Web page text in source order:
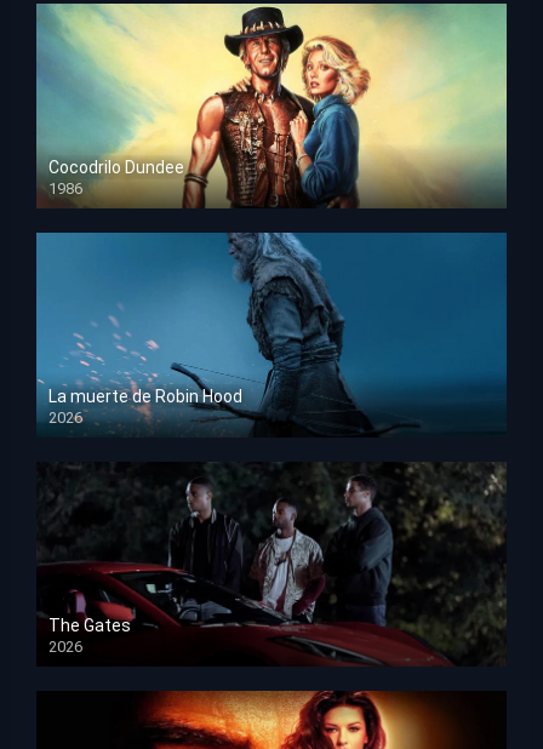
Cocodrilo Dundee
1986
HD 1080p
La muerte de Robin Hood
2026
HD 1080p
The Gates
2026
HD 1080p